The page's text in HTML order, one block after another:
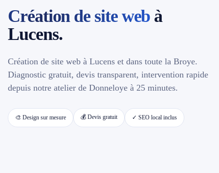
📱 Réparation téléphone par marque
Gros-de-Vaud
Broye 5
Création de site web à
Lucens.
Création de site web à Lucens et dans toute la Broye.
Diagnostic gratuit, devis transparent, intervention rapide
depuis notre atelier de Donneloye à 25 minutes.
🎨 Design sur mesure 💰 Devis gratuit ✓ SEO local inclus